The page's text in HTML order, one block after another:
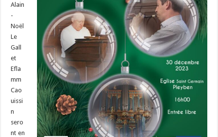
Alain
-
Noël
Le
Gall
et
Efla
mm
Cao
uissi
n
sero
nt en